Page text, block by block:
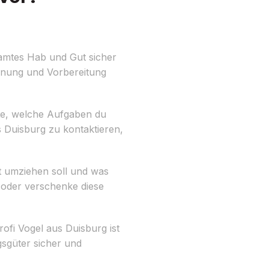
Hab und Gut sicher
und Vorbereitung
welche Aufgaben du
zu kontaktieren,
umziehen soll und was
verschenke diese
Vogel aus Duisburg ist
sicher und